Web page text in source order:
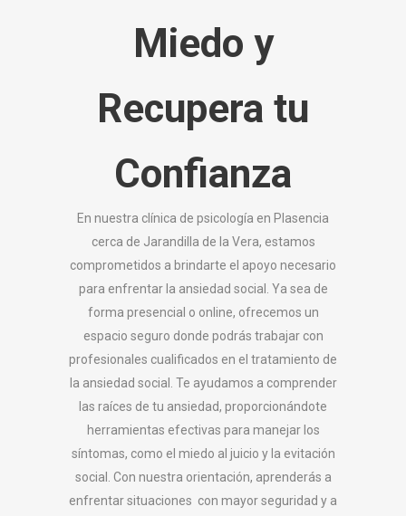
Miedo y
Recupera tu
Confianza
En nuestra clínica de psicología en Plasencia
cerca de Jarandilla de la Vera, estamos
comprometidos a brindarte el apoyo necesario
para enfrentar la ansiedad social. Ya sea de
forma presencial o online, ofrecemos un
espacio seguro donde podrás trabajar con
profesionales cualificados en el tratamiento de
la ansiedad social. Te ayudamos a comprender
las raíces de tu ansiedad, proporcionándote
herramientas efectivas para manejar los
síntomas, como el miedo al juicio y la evitación
social. Con nuestra orientación, aprenderás a
enfrentar situaciones con mayor seguridad y a